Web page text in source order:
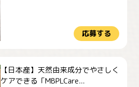
応募する
【日本産】天然由来成分でやさしく
ケアできる「MBPLCare...